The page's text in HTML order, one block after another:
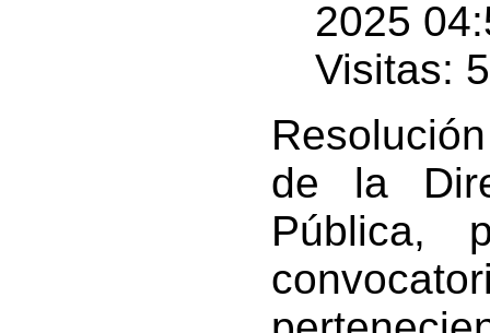
2025
Visitas:
de la
Pública,